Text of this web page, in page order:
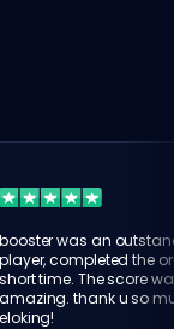
booster was an
player, completed the
short time. The score
amazing. thank u so
eloking!